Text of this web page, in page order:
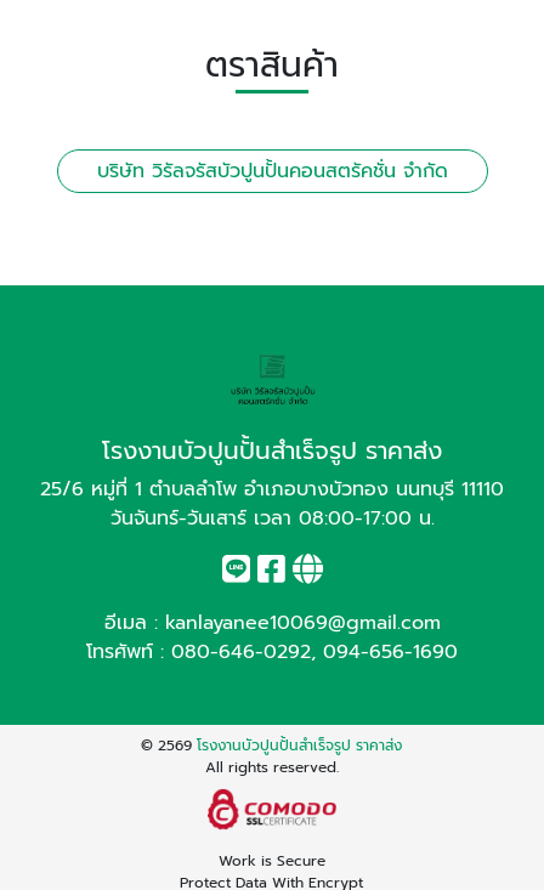
ตราสินค้า
บริษัท วิรัลจรัสบัวปูนปั้นคอนสตรัคชั่น จำกัด
โรงงานบัวปูนปั้นสำเร็จรูป ราคาส่ง
25/6 หมู่ที่ 1 ตำบลลำโพ อำเภอบางบัวทอง นนทบุรี 11110
วันจันทร์-วันเสาร์ เวลา 08:00-17:00 น.
อีเมล : kanlayanee10069@gmail.com
โทรศัพท์ : 080-646-0292, 094-656-1690
© 2569โรงงานบัวปูนปั้นสำเร็จรูป ราคาส่ง
All rights reserved.
Work is Secure
Protect Data With Encrypt